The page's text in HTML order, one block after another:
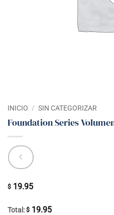
INICIO / SIN CATEGORIZAR
Foundation Series
$ 19.95
Total: $ 19.95